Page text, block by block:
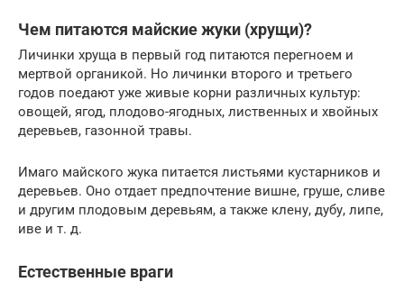
Чем питаются майские жуки (хрущи)?
Личинки хруща в первый год питаются перегноем и
мертвой органикой. Но личинки второго и третьего
годов поедают уже живые корни различных культур:
овощей, ягод, плодово-ягодных, лиственных и хвойных
деревьев, газонной травы.
Имаго майского жука питается листьями кустарников и
деревьев. Оно отдает предпочтение вишне, груше, сливе
и другим плодовым деревьям, а также клену, дубу, липе,
иве и т. д.
Естественные враги